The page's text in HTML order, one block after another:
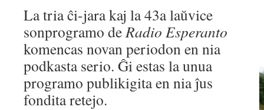
La tria ĉi-jara kaj la 43a laŭvice
sonprogramo deRadio Esperanto
komencas novan periodon en nia
podkasta serio. Ĝi estas la unua
programo publikigita en nia ĵus
fondita retejo.